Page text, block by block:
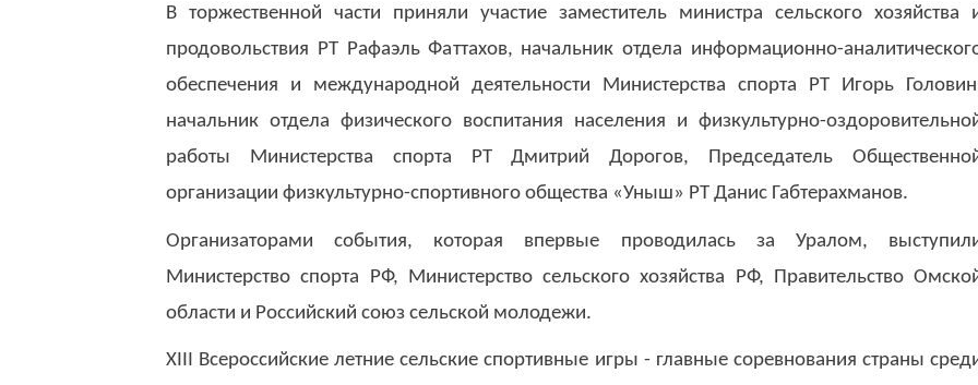
В торжественной части приняли участие заместитель министра сельского хозяйства
продовольствия РТ Рафаэль Фаттахов, начальник отдела информационно-
обеспечения и международной деятельности Министерства спорта РТ Игорь
начальник отдела физического воспитания населения и физкультурно-
работы Министерства спорта РТ Дмитрий Дорогов, Председатель
организации физкультурно-спортивного общества «Уныш» РТ Данис Габтерахманов.
Организаторами события, которая впервые проводилась за Уралом,
Министерство спорта РФ, Министерство сельского хозяйства РФ, Правительство
области и Российский союз сельской молодежи.
XIII Всероссийские летние сельские спортивные игры - главные соревнования страны